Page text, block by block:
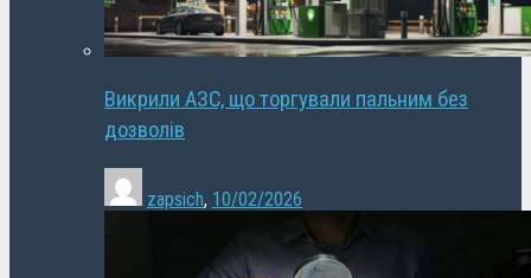
Викрили АЗС, що торгували пальним без
дозволів
zapsich, 10/02/2026